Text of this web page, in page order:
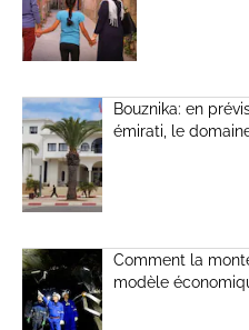
Bouznika: en
émirati, le
Comment la
modèle